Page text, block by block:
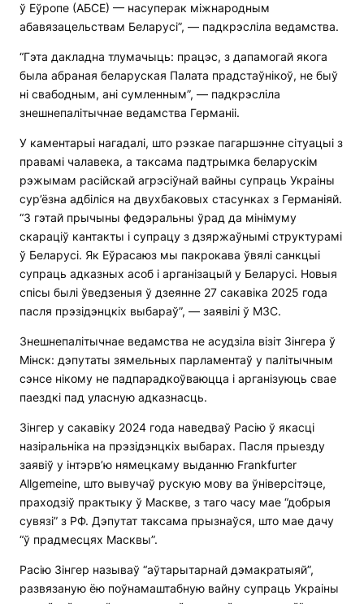
ў Еўропе (АБСЕ) — насуперак міжнародным
абавязацельствам Беларусі”, — падкрэсліла ведамства.
“Гэта дакладна тлумачыць: працэс, з дапамогай якога
была абраная беларуская Палата прадстаўнікоў, не быў
ні свабодным, ані сумленным”, — падкрэсліла
знешнепалітычнае ведамства Германіі.
У каментарыі нагадалі, што рэзкае пагаршэнне сітуацыі з
правамі чалавека, а таксама падтрымка беларускім
рэжымам расійскай агрэсіўнай вайны супраць Украіны
сур’ёзна адбіліся на двухбаковых стасунках з Германіяй.
“З гэтай прычыны федэральны ўрад да мінімуму
скараціў кантакты і супрацу з дзяржаўнымі структурамі
ў Беларусі. Як Еўрасаюз мы пакрокава ўвялі санкцыі
супраць адказных асоб і арганізацый у Беларусі. Новыя
спісы былі ўведзеныя ў дзеянне 27 сакавіка 2025 года
пасля прэзідэнцкіх выбараў”, — заявілі ў МЗС.
Знешнепалітычнае ведамства не асудзіла візіт Зінгера ў
Мінск: дэпутаты зямельных парламентаў у палітычным
сэнсе нікому не падпарадкоўваюцца і арганізуюць свае
паездкі пад уласную адказнасць.
Зінгер у сакавіку 2024 года наведваў Расію ў якасці
назіральніка на прэзідэнцкіх выбарах. Пасля прыезду
заявіў у інтэрв’ю нямецкаму выданню Frankfurter
Allgemeine, што вывучаў рускую мову ва ўніверсітэце,
праходзіў практыку ў Маскве, з таго часу мае “добрыя
сувязі” з РФ. Дэпутат таксама прызнаўся, што мае дачу
“ў прадмесцях Масквы”.
Расію Зінгер называў “аўтарытарнай дэмакратыяй”,
развязаную ёю поўнамаштабную вайну супраць Украіны